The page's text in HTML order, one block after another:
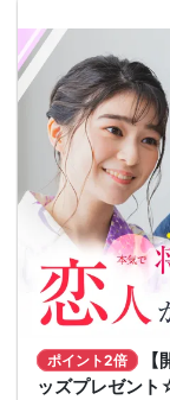
ポイント2倍
ッズプレゼン